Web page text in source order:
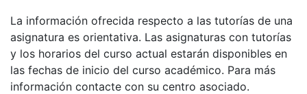
La información ofrecida respecto a las tutorías de una
asignatura es orientativa. Las asignaturas con tutorías
y los horarios del curso actual estarán disponibles en
las fechas de inicio del curso académico. Para más
información contacte con su centro asociado.